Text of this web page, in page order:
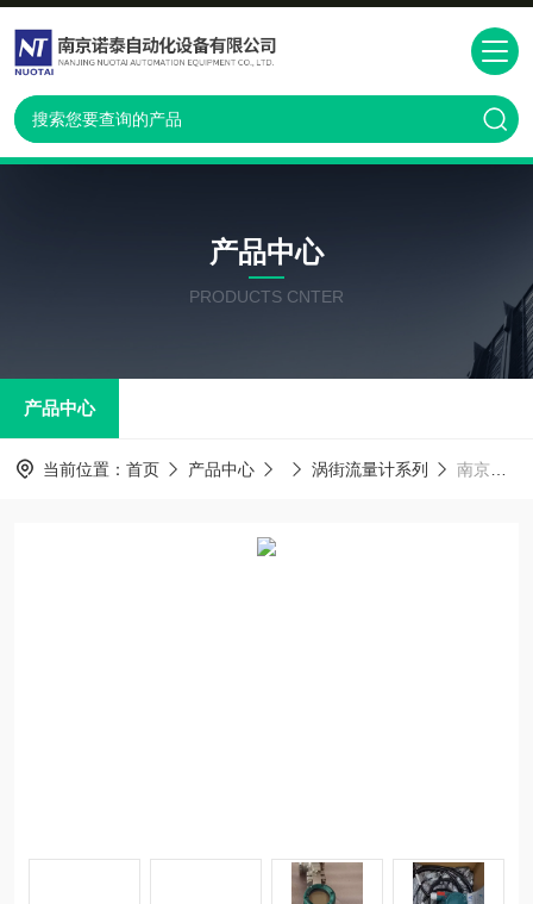
产品中心
PRODUCTS CNTER
产品中心
当前位置： 首页 产品中心 涡街流量计系列 南京供应DY040-EALBA1-2D横河涡街流量计